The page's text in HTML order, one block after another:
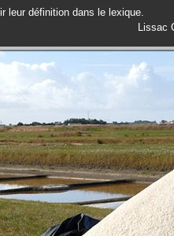
leur définition dans le lexique.
Lissac